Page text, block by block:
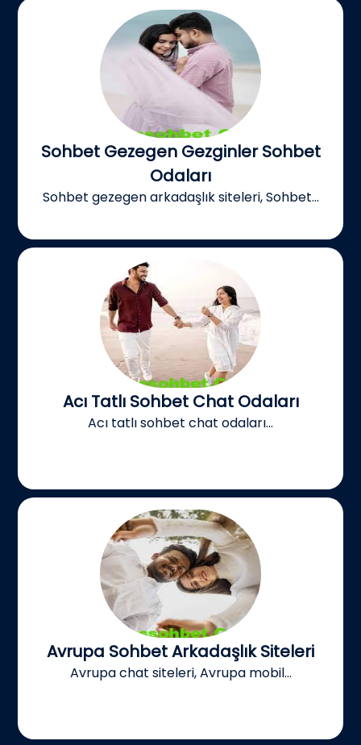
Sohbet Gezegen Gezginler Sohbet
Odaları
Sohbet gezegen arkadaşlık siteleri, Sohbet...
Acı Tatlı Sohbet Chat Odaları
Acı tatlı sohbet chat odaları...
Avrupa Sohbet Arkadaşlık Siteleri
Avrupa chat siteleri, Avrupa mobil...